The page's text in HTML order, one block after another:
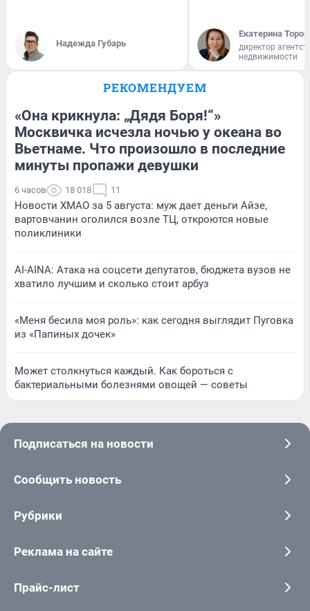
Надежда Губарь
Екатерина
директор
недвижимости
РЕКОМЕНДУЕМ
«Она крикнула: „Дядя Боря!“»
Москвичка исчезла ночью у океана во
Вьетнаме. Что произошло в последние
минуты пропажи девушки
6 часов 18 018 11
Новости ХМАО за 5 августа: муж дает деньги Айзе,
вартовчанин оголился возле ТЦ, откроются новые
поликлиники
AI-AINA: Атака на соцсети депутатов, бюджета вузов не
хватило лучшим и сколько стоит арбуз
«Меня бесила моя роль»: как сегодня выглядит Пуговка
из «Папиных дочек»
Может столкнуться каждый. Как бороться с
бактериальными болезнями овощей — советы
Подписаться на новости
Сообщить новость
Рубрики
Реклама на сайте
Прайс-лист